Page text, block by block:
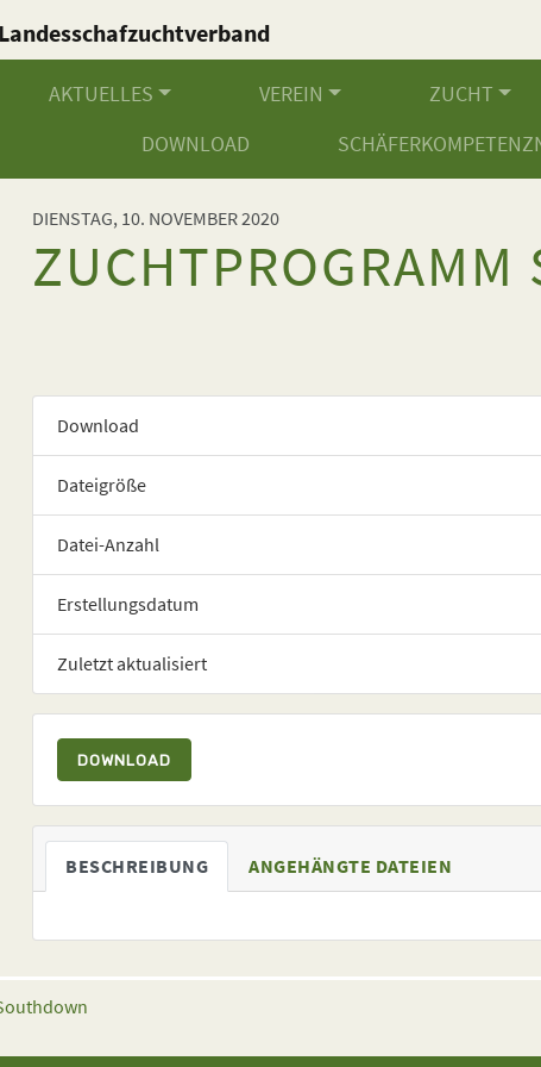
Landesschafzuchtverband
Württemberg e.V.
AKTUELLES VEREIN ZUCHT
DOWNLOAD
DIENSTAG, 10. NOVEMBER 2020
ZUCHTPROGRAMM
Download
Dateigröße
Datei-Anzahl
Erstellungsdatum
Zuletzt aktualisiert
DOWNLOAD
BESCHREIBUNG ANGEHÄNGTE DATEIEN